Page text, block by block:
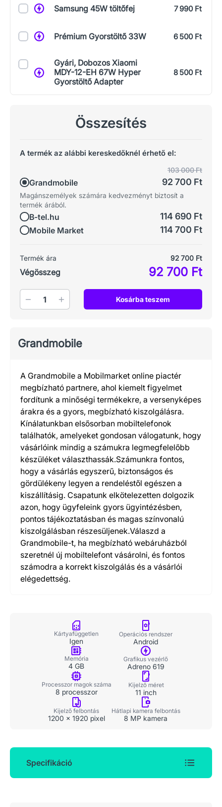
Samsung 45W töltőfej 7 990 Ft
Prémium Gyorstöltő 33W 6 500 Ft
Gyári, Dobozos Xiaomi
MDY-12-EH 67W Hyper
Gyorstöltő Adapter
8 500 Ft
Összesítés
A termék az alábbi kereskedőknél érhető el:
Grandmobile
103 000 Ft
92 700 Ft
Magánszemélyek számára kedvezményt biztosít a
termék árából.
B-tel.hu 114 690 Ft
Mobile Market 114 700 Ft
Termék ára 92 700 Ft
Végösszeg 92 700 Ft
Mennyiség Kosárba teszem
Grandmobile
A Grandmobile a Mobilmarket online piactér
megbízható partnere, ahol kiemelt figyelmet
fordítunk a minőségi termékekre, a versenyképes
árakra és a gyors, megbízható kiszolgálásra.
Kínálatunkban elsősorban mobiltelefonok
találhatók, amelyeket gondosan válogatunk, hogy
vásárlóink mindig a számukra legmegfelelőbb
készüléket választhassák.Számunkra fontos,
hogy a vásárlás egyszerű, biztonságos és
gördülékeny legyen a rendeléstől egészen a
kiszállításig. Csapatunk elkötelezetten dolgozik
azon, hogy ügyfeleink gyors ügyintézésben,
pontos tájékoztatásban és magas színvonalú
kiszolgálásban részesüljenek.Válaszd a
Grandmobile-t, ha megbízható webáruházból
szeretnél új mobiltelefont vásárolni, és fontos
számodra a korrekt kiszolgálás és a vásárlói
elégedettség.
Kártyafüggetlen
Igen
Operációs rendszer
Android
Memória
4 GB
Grafikus vezérlő
Adreno 619
Processzor magok száma
8 processzor
Kijelző méret
11 inch
Kijelző felbontás
1200 x 1920 pixel
Hátlapi kamera felbontás
8 MP kamera
Specifikáció